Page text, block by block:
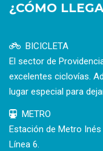
¿CÓMO
BICICLETA
El sector de
excelentes ciclovías.
lugar especial para
METRO
Estación de Metro Inés
Línea 6.